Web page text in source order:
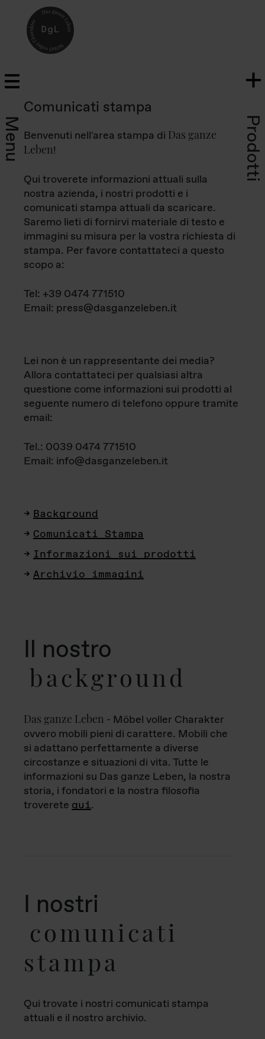
Menu Prodotti
Comunicati stampa
Benvenuti nell'area stampa di Das ganze
Leben!
Qui troverete informazioni attuali sulla
nostra azienda, i nostri prodotti e i
comunicati stampa attuali da scaricare.
Saremo lieti di fornirvi materiale di testo e
immagini su misura per la vostra richiesta di
stampa. Per favore contattateci a questo
scopo a:
Tel: +39 0474 771510
Email: press@dasganzeleben.it
Lei non è un rappresentante dei media?
Allora contattateci per qualsiasi altra
questione come informazioni sui prodotti al
seguente numero di telefono oppure tramite
email:
Tel.: 0039 0474 771510
Email: info@dasganzeleben.it
Background
Comunicati Stampa
Informazioni sui prodotti
Archivio immagini
Il nostro
background
Das ganze Leben - Möbel voller Charakter
ovvero mobili pieni di carattere. Mobili che
si adattano perfettamente a diverse
circostanze e situazioni di vita. Tutte le
informazioni su Das ganze Leben, la nostra
storia, i fondatori e la nostra filosofia
troverete qui.
I nostri
comunicati
stampa
Qui trovate i nostri comunicati stampa
attuali e il nostro archivio.